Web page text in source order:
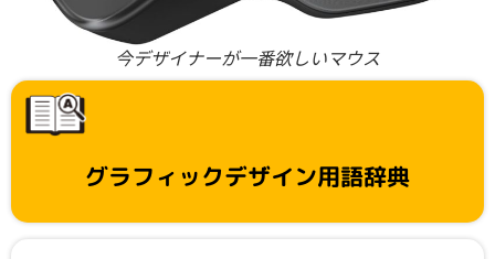
今デザイナーが一番欲しいマウス
グラフィックデザイン用語辞典